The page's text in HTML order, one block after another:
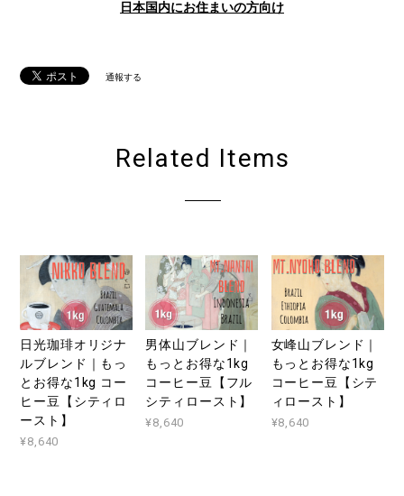
日本国内にお住まいの方向け
通報する
Related Items
日光珈琲オリジナ
ルブレンド｜もっ
とお得な1kg コー
ヒー豆【シティロ
ースト】
¥8,640
男体山ブレンド｜
もっとお得な1kg
コーヒー豆【フル
シティロースト】
¥8,640
女峰山ブレンド｜
もっとお得な1kg
コーヒー豆【シテ
ィロースト】
¥8,640